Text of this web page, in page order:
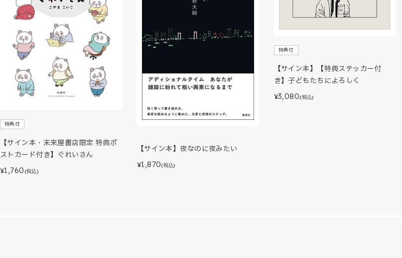
特典付
【サイン本・未来屋書店限定 特典ポ
ストカード付き】ぐれいさん
¥1,760 (税込)
【サイン本】夜なのに夜みたい
¥1,870(税込)
特典付
【サイン本】【特典ステッカー付
き】子どもたちによろしく
¥3,080(税込)